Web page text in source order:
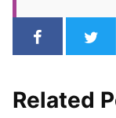
Related